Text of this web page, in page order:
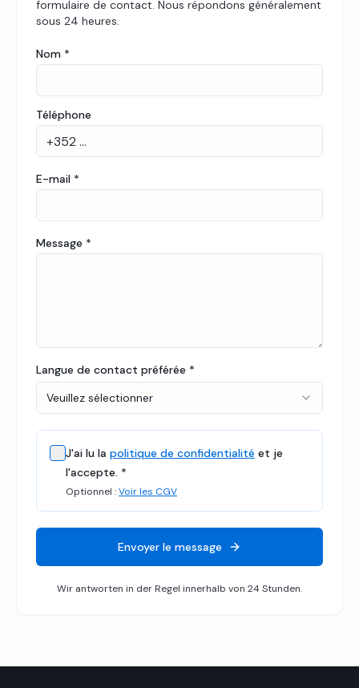
formulaire de contact. Nous répondons généralement
sous 24 heures.
Nom *
Téléphone
E-mail *
Message *
Langue de contact préférée *
Veuillez sélectionner
J'ai lu la politique de confidentialité et je
l'accepte. *
Optionnel :Voir les CGV
Envoyer le message
Wir antworten in der Regel innerhalb von 24 Stunden.